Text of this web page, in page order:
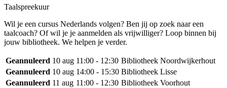
Taalspreekuur
Wil je een cursus Nederlands volgen? Ben jij op zoek naar een
taalcoach? Of wil je je aanmelden als vrijwilliger? Loop binnen bij
jouw bibliotheek. We helpen je verder.
Geannuleerd 10 aug 11:00 - 12:30 Bibliotheek Noordwijkerhout
Geannuleerd 10 aug 14:00 - 15:30 Bibliotheek Lisse
Geannuleerd 11 aug 11:00 - 12:30 Bibliotheek Voorhout